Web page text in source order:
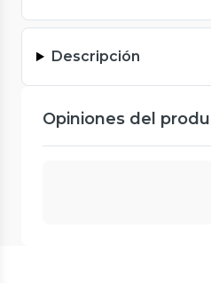
Descripción
Opiniones del